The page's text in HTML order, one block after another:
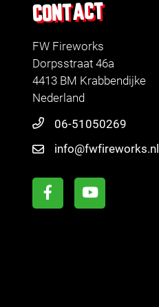
CONTACT
FW Fireworks
Dorpsstraat 46a
4413 BM Krabbendijke
Nederland
06-51050269
info@fwfireworks.nl